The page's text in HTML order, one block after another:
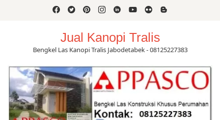
Jual Kanopi Tralis
Bengkel Las Kanopi Tralis Jabodetabek - 08125227383